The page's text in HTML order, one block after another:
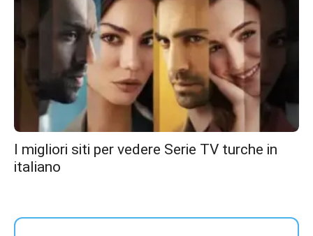
I migliori siti per vedere Serie TV turche in
italiano